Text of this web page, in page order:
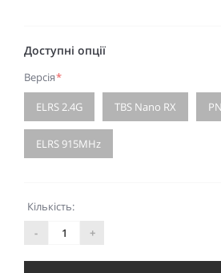
Доступні опції
Версія*
ELRS 2.4G TBS Nano RX
ELRS 915MHz
Кількість:
-
+